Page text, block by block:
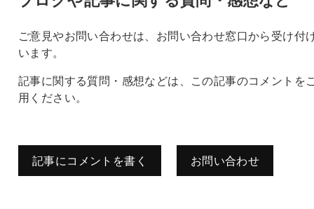
ご意見やお問い合わせは、お問い合わせ窓口から受け付
います。
記事に関する質問・感想などは、この記事のコメントを
用ください。
記事にコメントを書く お問い合わせ